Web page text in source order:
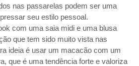
nas passarelas podem ser uma
seu estilo pessoal.
com uma saia midi e uma blusa
que tem sido muito vista nas
ideia é usar um macacão com um
que é uma tendência forte e valoriza